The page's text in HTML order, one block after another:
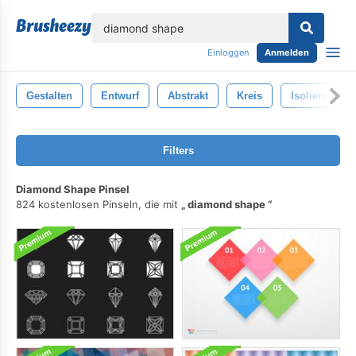
Einloggen Anmelden
Gestalten Entwurf Abstrakt Kreis Isoliert
Filters
Diamond Shape Pinsel
824 kostenlosen Pinseln, die mit
diamond shape